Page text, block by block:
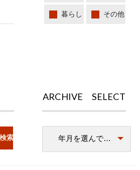
暮らし その他
ARCHIVE SELECT